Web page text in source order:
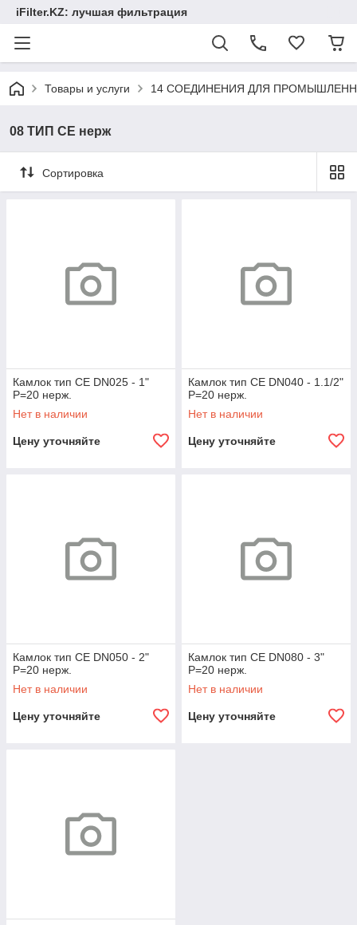
iFilter.KZ: лучшая фильтрация
Товары и услуги 14 СОЕДИНЕНИЯ ДЛЯ
08 ТИП CE нерж
Сортировка
Камлок тип CE DN025 - 1"
P=20 нерж.
Нет в наличии
Цену уточняйте
Камлок тип CE DN040 - 1.1/2"
P=20 нерж.
Нет в наличии
Цену уточняйте
Камлок тип CE DN050 - 2"
P=20 нерж.
Нет в наличии
Цену уточняйте
Камлок тип CE DN080 - 3"
P=20 нерж.
Нет в наличии
Цену уточняйте